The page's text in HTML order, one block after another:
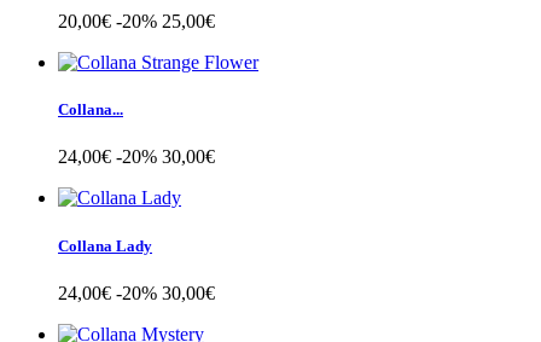
20,00€ -20% 25,00€
Collana...
24,00€ -20% 30,00€
Collana Lady
24,00€ -20% 30,00€